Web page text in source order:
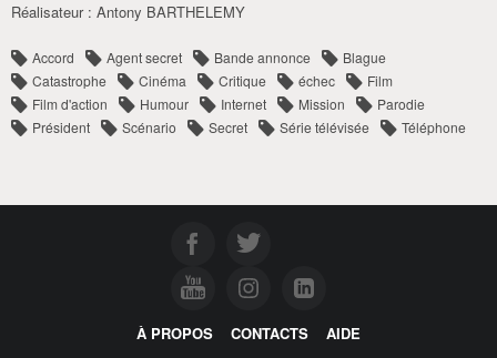
Réalisateur : Antony BARTHELEMY
Accord Agent secret Bande annonce
Blague
Catastrophe
Cinéma Critique échec
Film
Film d'action
Humour Internet Mission
Parodie
Président
Scénario Secret Série télévisée Téléphone
À PROPOS CONTACTS AIDE